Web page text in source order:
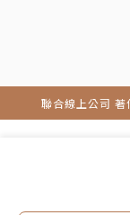
台灣彰化人，
那維亞語言文
聯合線上公司